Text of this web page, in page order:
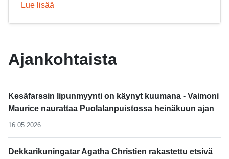
Ajankohtaista
Kesäfarssin lipunmyynti on käynyt kuumana - Vaimoni
Maurice naurattaa Puolalanpuistossa heinäkuun ajan
16.05.2026
Dekkarikuningatar Agatha Christien rakastettu etsivä
Lue lisää